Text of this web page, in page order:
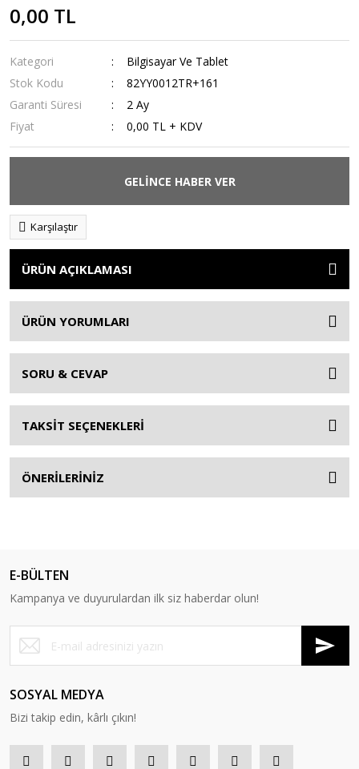
0,00 TL
Kategori
Bilgisayar Ve Tablet
Stok Kodu
82YY0012TR+161
Garanti Süresi
2 Ay
Fiyat
0,00 TL + KDV
GELİNCE HABER VER
Karşılaştır
ÜRÜN AÇIKLAMASI
ÜRÜN YORUMLARI
SORU & CEVAP
TAKSİT SEÇENEKLERİ
ÖNERİLERİNİZ
E-BÜLTEN
Kampanya ve duyurulardan ilk siz haberdar olun!
SOSYAL MEDYA
Bizi takip edin, kârlı çıkın!